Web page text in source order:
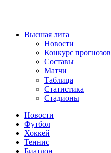
Высшая лига
Новости
Конкурс прогнозов
Составы
Матчи
Таблица
Статистика
Стадионы
Новости
Футбол
Хоккей
Теннис
Биатлон